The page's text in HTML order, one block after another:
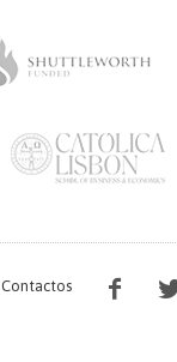
Contactos